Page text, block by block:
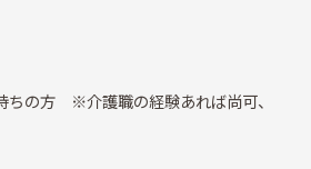
ちの方 ※介護職の経験あれば尚可、